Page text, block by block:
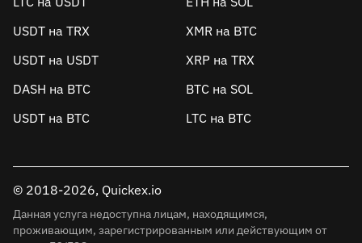
USDT на TRX
XMR на BTC
USDT на USDT
XRP на TRX
DASH на BTC
BTC на SOL
USDT на BTC
LTC на BTC
© 2018-2026, Quickex.io
Данная услуга недоступна лицам, находящимся,
проживающим, зарегистрированным или действующим от